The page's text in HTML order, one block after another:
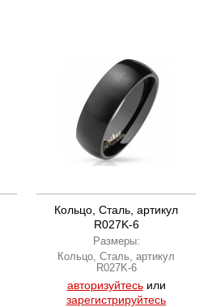
Кольцо, Сталь, артикул
R027K-6
Размеры:
Кольцо, Сталь, артикул
R027K-6
авторизуйтесьили
зарегистрируйтесь